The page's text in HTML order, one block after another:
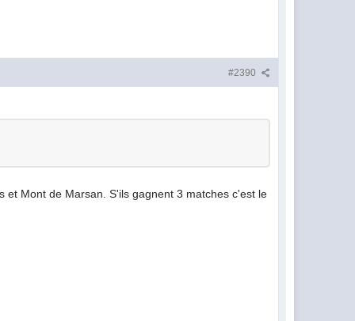
#2390
et Mont de Marsan. S'ils gagnent 3 matches c'est le